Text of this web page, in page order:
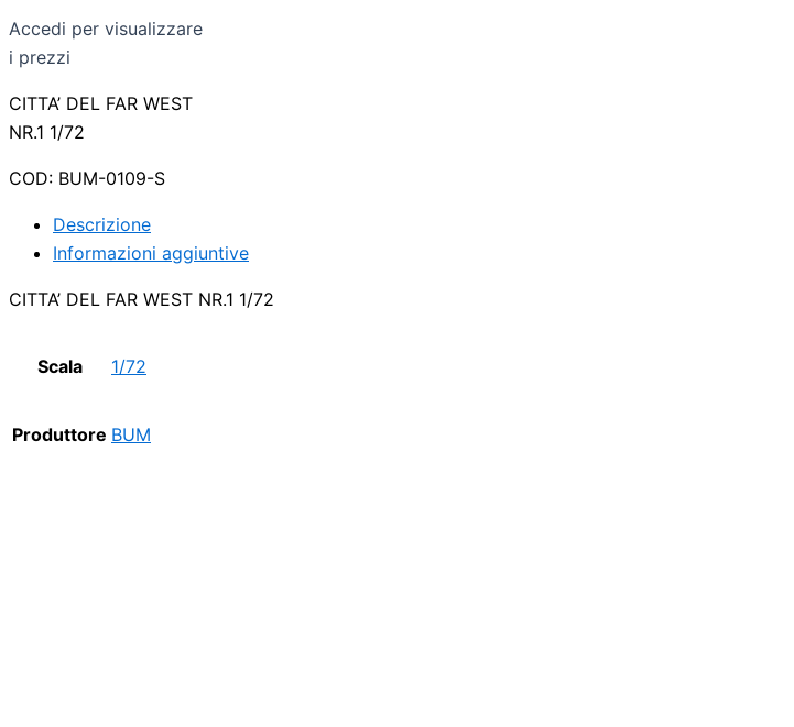
Accedi per visualizzare
i prezzi
CITTA’ DEL FAR WEST
NR.1 1/72
COD: BUM-0109-S
Descrizione
Informazioni aggiuntive
CITTA’ DEL FAR WEST NR.1 1/72
Scala 1/72
Produttore BUM